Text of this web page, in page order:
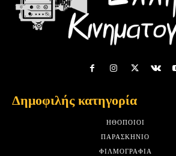
Δημοφιλής κατηγορία
HΘΟΠΟΙΟΊ
ΠΑΡΑΣΚΉΝΙΟ
ΦΙΛΜΟΓΡΑΦΊΑ